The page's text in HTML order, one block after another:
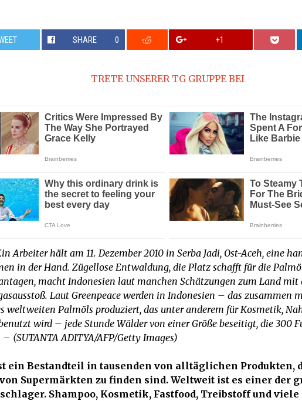
SHARE 0 +1
TRETE UNSERER TG GRUPPE BEI
Arbeiter hält am 11. Dezember 2010 in Serba Jadi, Ost-Aceh, eine
in der Hand. Zügellose Entwaldung, die Platz schafft für die
macht Indonesien laut manchen Schätzungen zum Land
Laut Greenpeace werden in Indonesien – das zusammen
weltweiten Palmöls produziert, das unter anderem für Kosmetik,
wird – jede Stunde Wälder von einer Größe beseitigt, die 300
(SUTANTA ADITYA/AFP/Getty Images)
ein Bestandteil in tausenden von alltäglichen Produkten,
Supermärkten zu finden sind. Weltweit ist es einer der
Shampoo, Kosmetik, Fastfood, Treibstoff und